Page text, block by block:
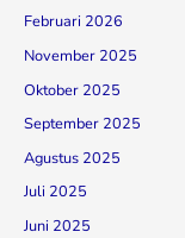
Februari 2026
November 2025
Oktober 2025
September 2025
Agustus 2025
Juli 2025
Juni 2025